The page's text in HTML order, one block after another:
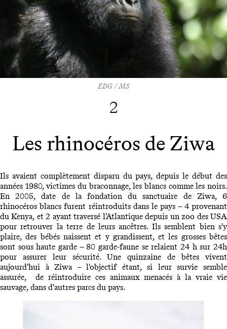
EDG / MS
2
Les rhinocéros de Ziwa
Ils avaient complètement disparu du pays, depuis le début des
années 1980, victimes du braconnage, les blancs comme les noirs.
En 2005, date de la fondation du sanctuaire de Ziwa, 6
rhinocéros blancs furent réintroduits dans le pays – 4 provenant
du Kenya, et 2 ayant traversé l'Atlantique depuis un zoo des USA
pour retrouver la terre de leurs ancêtres. Ils semblent bien s'y
plaire, des bébés naissent et y grandissent, et les grosses bêtes
sont sous haute garde – 80 garde-faune se relaient 24 h sur 24h
pour assurer leur sécurité. Une quinzaine de bêtes vivent
aujourd'hui à Ziwa – l'objectif étant, si leur survie semble
assurée, de réintroduire ces animaux menacés à la vraie vie
sauvage, dans d'autres parcs du pays.